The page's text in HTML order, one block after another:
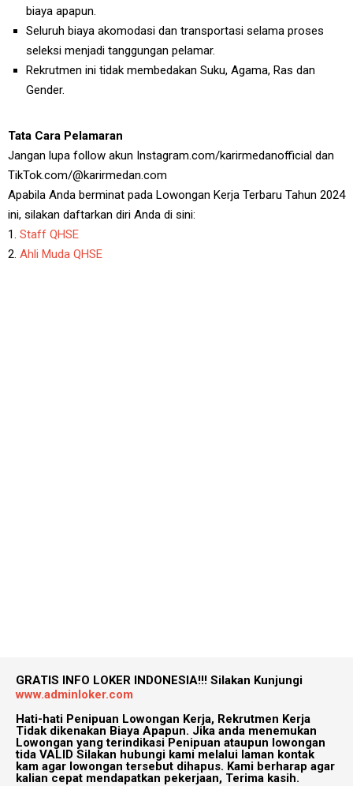
biaya apapun.
Seluruh biaya akomodasi dan transportasi selama proses
seleksi menjadi tanggungan pelamar.
Rekrutmen ini tidak membedakan Suku, Agama, Ras dan
Gender.
Tata Cara Pelamaran
Jangan lupa follow akun Instagram.com/karirmedanofficial dan
TikTok.com/@karirmedan.com
Apabila Anda berminat pada Lowongan Kerja Terbaru Tahun 2024
ini, silakan daftarkan diri Anda di sini:
1. Staff QHSE
2. Ahli Muda QHSE
GRATIS INFO LOKER INDONESIA!!! Silakan Kunjungi
www.adminloker.com
Hati-hati Penipuan Lowongan Kerja, Rekrutmen Kerja
Tidak dikenakan Biaya Apapun. Jika anda menemukan
Lowongan yang terindikasi Penipuan ataupun lowongan
tida VALID Silakan hubungi kami melalui laman kontak
kam agar lowongan tersebut dihapus. Kami berharap agar
kalian cepat mendapatkan pekerjaan, Terima kasih.